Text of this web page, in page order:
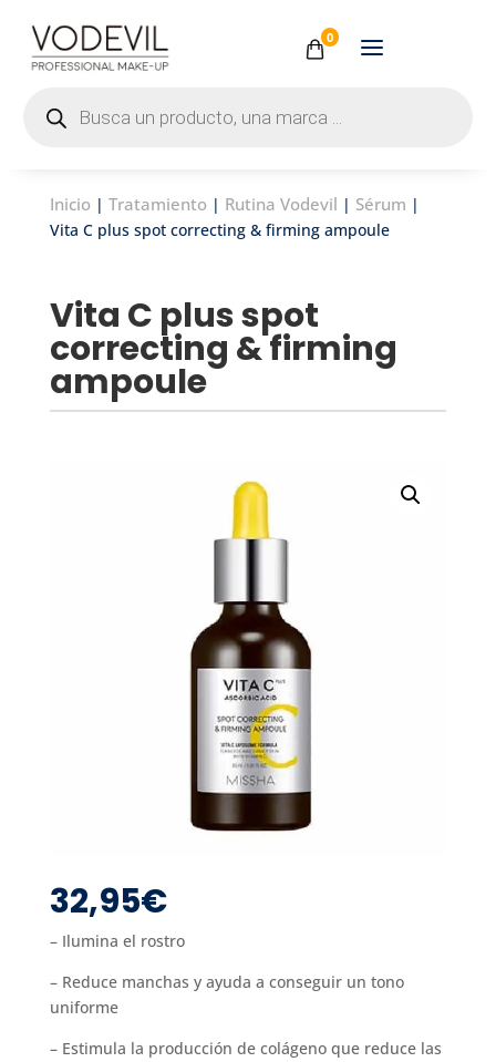
0
productos
Inicio| Tratamiento| Rutina Vodevil | Sérum |
Vita C plus spot correcting & firming ampoule
Vita C plus spot
correcting & firming
ampoule
32,95€
– Ilumina el rostro
– Reduce manchas y ayuda a conseguir un tono
uniforme
– Estimula la producción de colágeno que reduce las